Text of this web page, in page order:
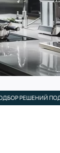
РЕШЕНИЙ ПОД ВАШ